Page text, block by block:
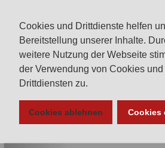
Cookies und Drittdienste helfen
Bereitstellung unserer Inhalte.
weitere Nutzung der Webseite
der Verwendung von Cookies und
Drittdiensten zu.
Cookies ablehnen Cookies